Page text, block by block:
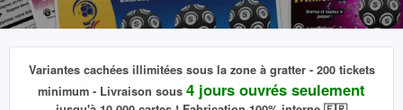
Variantes cachées illimitéessous la zone à gratter - 200 tickets
minimum - Livraison sous 4 jours ouvrés seulement